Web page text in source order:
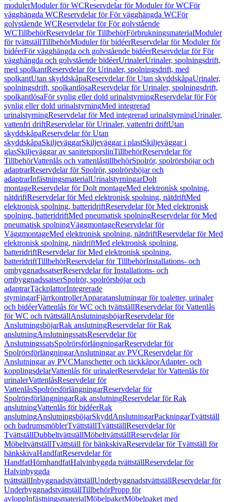
modulerModuler för WCReservdelar för Moduler för WCFör
vägghängda WCReservdelar för För vägghängda WCFör
golvstående WCReservdelar för För golvstående
WCTillbehörReservdelar för TillbehörFörbrukningsmaterialModuler
för tvättställTillbehörModuler för bidéerReservdelar för Moduler för
bidéerFör vägghängda och golvstående bidéerReservdelar för För
vägghängda och golvstående bidéerUrinalerUrinaler, spolningsdrift,
med spolkantReservdelar för Urinaler, spolningsdrift, med
spolkantUtan skyddskåpaReservdelar för Utan skyddskåpaUrinaler,
spolningsdrift, spolkantlösaReservdelar för Urinaler, spolningsdrift,
spolkantlösaFör synlig eller dold urinalstyrningReservdelar för För
synlig eller dold urinalstyrningMed integrerad
urinalstyrningReservdelar för Med integrerad urinalstyrningUrinaler,
vattenfri driftReservdelar för Urinaler, vattenfri driftUtan
skyddskåpaReservdelar för Utan
skyddskåpaSkiljeväggarSkiljeväggar i plastSkiljeväggar i
glasSkiljeväggar av sanitetsporslinTillbehörReservdelar för
TillbehörVattenlås och vattenlåstillbehörSpolrör, spolrörsböjar och
adaptrarReservdelar för Spolrör, spolrörsböjar och
adaptrarInfästningsmaterialUrinalstyrningarDolt
montageReservdelar för Dolt montageMed elektronisk spolning,
nätdriftReservdelar för Med elektronisk spolning, nätdriftMed
elektronisk spolning, batteridriftReservdelar för Med elektronisk
spolning, batteridriftMed pneumatisk spolningReservdelar för Med
pneumatisk spolningVäggmontageReservdelar för
VäggmontageMed elektronisk spolning, nätdriftReservdelar för Med
elektronisk spolning, nätdriftMed elektronisk spolning,
batteridriftReservdelar för Med elektronisk spolning,
batteridriftTillbehörReservdelar för TillbehörInstallations- och
ombyggnadssatserReservdelar för Installations- och
ombyggnadssatserSpolrör, spolrörsböjar och
adaptrarTäckplattorIntegrerade
styrningarFjärrkontrollerApparatanslutningar för toaletter, urinaler
och bidéerVattenlås för WC och tvättställReservdelar för Vattenlås
för WC och tvättställAnslutningsböjarReservdelar för
AnslutningsböjarRak anslutningReservdelar för Rak
anslutningAnslutningssatsReservdelar för
AnslutningssatsSpolrörsförlängningarReservdelar för
SpolrörsförlängningarAnslutningar av PVCReservdelar för
Anslutningar av PVCManschetter och täckkåporAdapter- och
kopplingsdelarVattenlås för urinalerReservdelar för Vattenlås för
urinalerVattenlåsReservdelar för
VattenlåsSpolrörsförlängningarReservdelar för
SpolrörsförlängningarRak anslutningReservdelar för Rak
anslutningVattenlås för bidéerRak
anslutningAnslutningsböjarSkyddAnslutningarPackningarTvättställ
och badrumsmöblerTvättställTvättställReservdelar för
TvättställDubbeltvättställMöbeltvättställReservdelar för
MöbeltvättställTvättställ för bänkskivaReservdelar för Tvättställ för
bänkskivaHandfatReservdelar för
HandfatHörnhandfatHalvinbyggda tvättställReservdelar för
Halvinbyggda
tvättställInbyggnadstvättställUnderbyggnadstvättställReservdelar för
UnderbyggnadstvättställTillbehörPropp för
avloppInfästningsmaterialMöbelpaketMöbelpaket med